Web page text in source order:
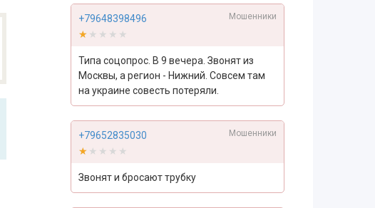
+79648398496 Мошенники
★★★★★
★★★★★
Типа соцопрос. В 9 вечера. Звонят из
Москвы, а регион - Нижний. Совсем там
на украине совесть потеряли.
+79652835030 Мошенники
★★★★★
★★★★★
Звонят и бросают трубку